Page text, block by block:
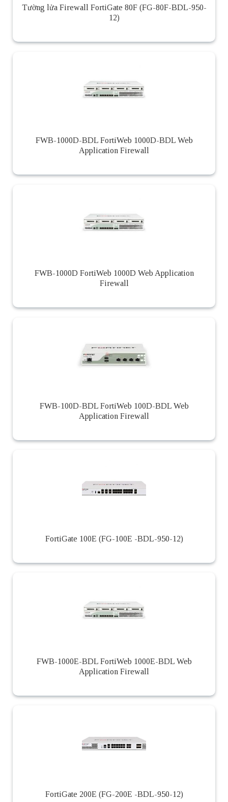
Tường lửa Firewall FortiGate 80F (FG-80F-BDL-950-
12)
FWB-1000D-BDL FortiWeb 1000D-BDL Web
Application Firewall
FWB-1000D FortiWeb 1000D Web Application
Firewall
FWB-100D-BDL FortiWeb 100D-BDL Web
Application Firewall
FortiGate 100E (FG-100E -BDL-950-12)
FWB-1000E-BDL FortiWeb 1000E-BDL Web
Application Firewall
FortiGate 200E (FG-200E -BDL-950-12)